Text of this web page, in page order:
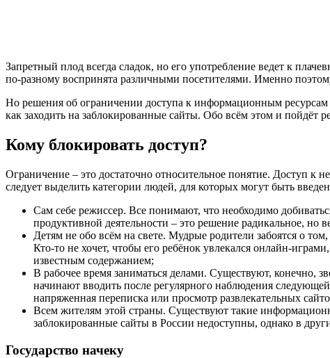
Запретный плод всегда сладок, но его употребление ведет к
по-разному воспринята различными посетителями. Именно
Но решения об ограничении доступа к информационным
как заходить на заблокированные сайты. Обо всём этом и пойдёт
Кому блокировать доступ?
Ограничение – это достаточно относительное понятие. Доступ к
следует выделить категории людей, для которых могут быть
Сам себе режиссер. Все понимают, что необходимо
продуктивной деятельности – это решение радикальное, но
Детям не обо всём на свете. Мудрые родители забоятся о
Кто-то не хочет, чтобы его ребёнок увлекался онлайн-
известным содержанием;
В рабочее время заниматься делами. Существуют, конечно,
начинают вводить после регулярного наблюдения
напряженная переписка или просмотр развлекательных
Всем жителям этой страны. Существуют такие
заблокированные сайты в России недоступны, однако в
Государство начеку